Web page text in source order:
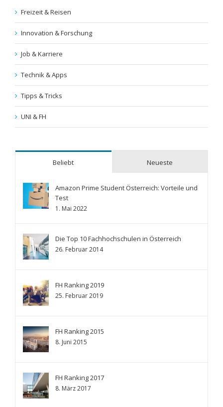
Freizeit & Reisen
Innovation & Forschung
Job & Karriere
Technik & Apps
Tipps & Tricks
UNI & FH
Beliebt Neueste
Amazon Prime Student Österreich: Vorteile und
Test
1. Mai 2022
Die Top 10 Fachhochschulen in Österreich
26. Februar 2014
FH Ranking 2019
25. Februar 2019
FH Ranking 2015
8. Juni 2015
FH Ranking 2017
8. März 2017